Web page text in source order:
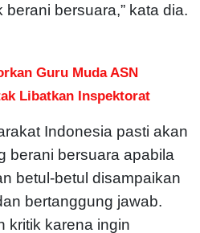
bersuara,” kata dia.
Guru Muda ASN
Libatkan Inspektorat
Indonesia pasti akan
berani bersuara apabila
betul-betul disampaikan
bertanggung jawab.
kritik karena ingin